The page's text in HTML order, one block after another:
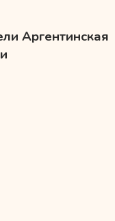
Аргентинская